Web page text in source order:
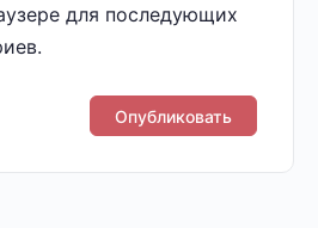
для последующих